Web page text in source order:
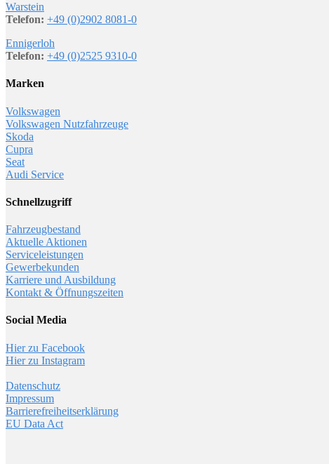
Warstein
Telefon: +49 (0)2902 8081-0
Ennigerloh
Telefon: +49 (0)2525 9310-0
Marken
Volkswagen
Volkswagen Nutzfahrzeuge
Skoda
Cupra
Seat
Audi Service
Schnellzugriff
Fahrzeugbestand
Aktuelle Aktionen
Serviceleistungen
Gewerbekunden
Karriere und Ausbildung
Kontakt & Öffnungszeiten
Social Media
Hier zu Facebook
Hier zu Instagram
Datenschutz
Impressum
Barrierefreiheitserklärung
EU Data Act